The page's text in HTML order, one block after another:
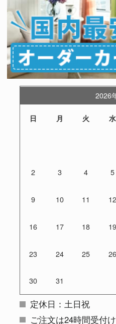
2026
日 月 火 水
2 3 4 5
9 10 11 12
16 17 18 19
23 24 25 26
30 31
定休日：土日祝
ご注文は24時間受付